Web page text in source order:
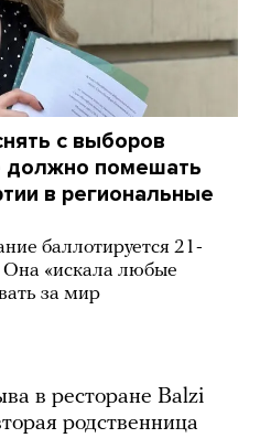
с выборов
должно помешать
в региональные
баллотируется 21-
«искала любые
за мир
в ресторане Balzi
родственница